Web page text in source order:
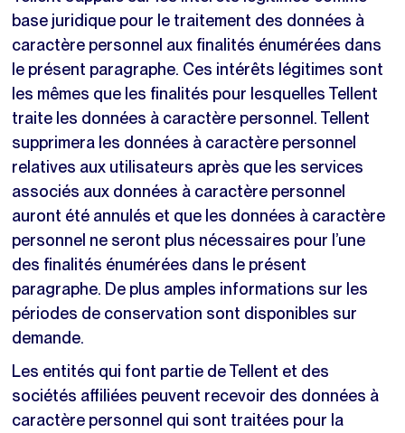
base juridique pour le traitement des données à
caractère personnel aux finalités énumérées dans
le présent paragraphe. Ces intérêts légitimes sont
les mêmes que les finalités pour lesquelles Tellent
traite les données à caractère personnel. Tellent
supprimera les données à caractère personnel
relatives aux utilisateurs après que les services
associés aux données à caractère personnel
auront été annulés et que les données à caractère
personnel ne seront plus nécessaires pour l’une
des finalités énumérées dans le présent
paragraphe. De plus amples informations sur les
périodes de conservation sont disponibles sur
demande.
Les entités qui font partie de Tellent et des
sociétés affiliées peuvent recevoir des données à
caractère personnel qui sont traitées pour la